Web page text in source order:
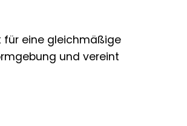
für eine gleichmäßige
und vereint